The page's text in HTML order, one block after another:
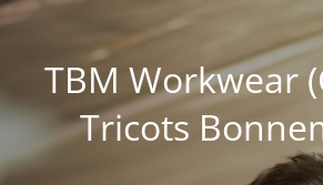
TBM Workwear
Tricots